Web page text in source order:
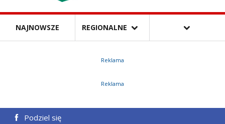
NAJNOWSZE REGIONALNE
Reklama
Reklama
Podziel się